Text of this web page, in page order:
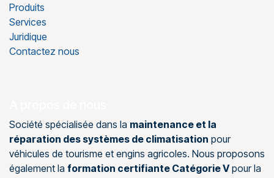
Produits
Services
Juridique
Contactez nous
Société spécialisée dans la maintenance et la
réparation des systèmes de climatisation pour
véhicules de tourisme et engins agricoles. Nous proposons
également la formation certifiante Catégorie Vpour la